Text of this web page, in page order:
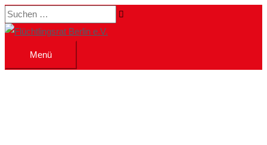
Zum
Inhalt
Suchen …
Menü
Menü